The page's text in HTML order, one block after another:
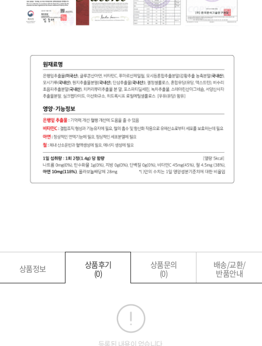
상품정보 상품후기
(0)
상품문의
(0)
배송/교환/
반품안내